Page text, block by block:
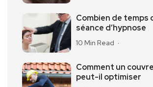
Combien de temps
séance d’hypnose
10 Min Read
Comment un
peut-il optimiser